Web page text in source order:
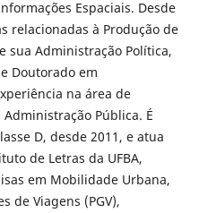
Espaciais. Desde
relacionadas à Produção de
sua Administração Política,
Doutorado em
na área de
Pública. É
D, desde 2011, e atua
de Letras da UFBA,
em Mobilidade Urbana,
de Viagens (PGV),